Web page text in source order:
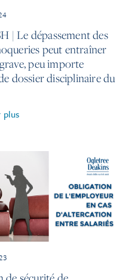
| Le dépassement des
peut entraîner
peu importe
dossier disciplinaire du
plus